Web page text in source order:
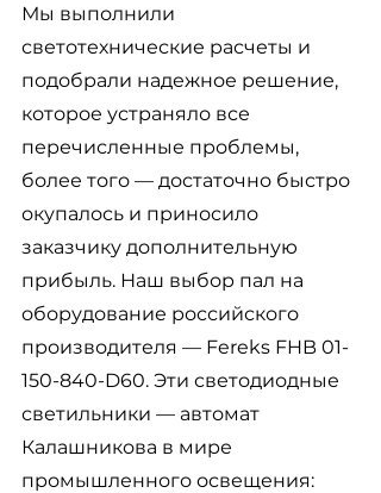
Мы выполнили
светотехнические расчеты и
подобрали надежное решение,
которое устраняло все
перечисленные проблемы,
более того — достаточно быстро
окупалось и приносило
заказчику дополнительную
прибыль. Наш выбор пал на
оборудование российского
производителя — Fereks FHB 01-
150-840-D60. Эти светодиодные
светильники — автомат
Калашникова в мире
промышленного освещения: